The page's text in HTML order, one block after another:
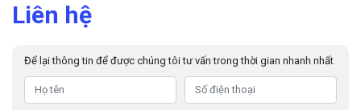
Liên hệ
Để lại thông tin để được chúng tôi tư vấn trong thời gian nhanh nhất